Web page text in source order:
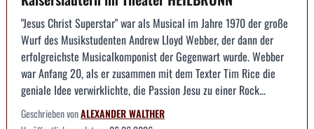
"Jesus Christ Superstar" war als Musical im Jahre 1970 der große
Wurf des Musikstudenten Andrew Lloyd Webber, der dann der
erfolgreichste Musicalkomponist der Gegenwart wurde. Webber
war Anfang 20, als er zusammen mit dem Texter Tim Rice die
geniale Idee verwirklichte, die Passion Jesu zu einer Rock...
Geschrieben vonALEXANDER WALTHER